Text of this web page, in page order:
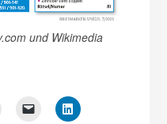
und Wikimedia